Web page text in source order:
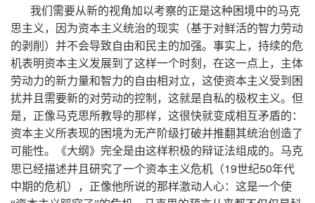
我们需要从新的视角加以考察的正是这种困境中的马克
思主义，因为资本主义统治的现实（基于对鲜活的智力劳动
的剥削）并不会导致自由和民主的加强。事实上，持续的危
机表明资本主义发展到了这样一个时刻，在这一点上，主体
劳动力的新力量和智力的自由相对立，这使资本主义受到困
扰并且需要新的对劳动的控制，这就是自私的极权主义。但
是，正像马克思所教导的那样，这很快就变成相互矛盾的：
资本主义所表现的困境为无产阶级打破并推翻其统治创造了
可能性。《大纲》完全是由这样积极的辩证法组成的。马克
思已经描述并且研究了一个资本主义危机（19世纪50年代
中期的危机），正像他所说的那样激动人心：这是一个使